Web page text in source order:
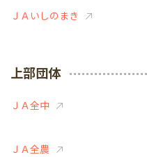
ＪＡいしのまき
上部団体
ＪＡ全中
ＪＡ全農